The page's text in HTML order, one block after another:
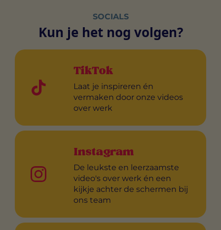
SOCIALS
Kun je het nog volgen?
TikTok
Laat je inspireren én
vermaken door onze videos
over werk
Instagram
De leukste en leerzaamste
video's over werk én een
kijkje achter de schermen bij
ons team